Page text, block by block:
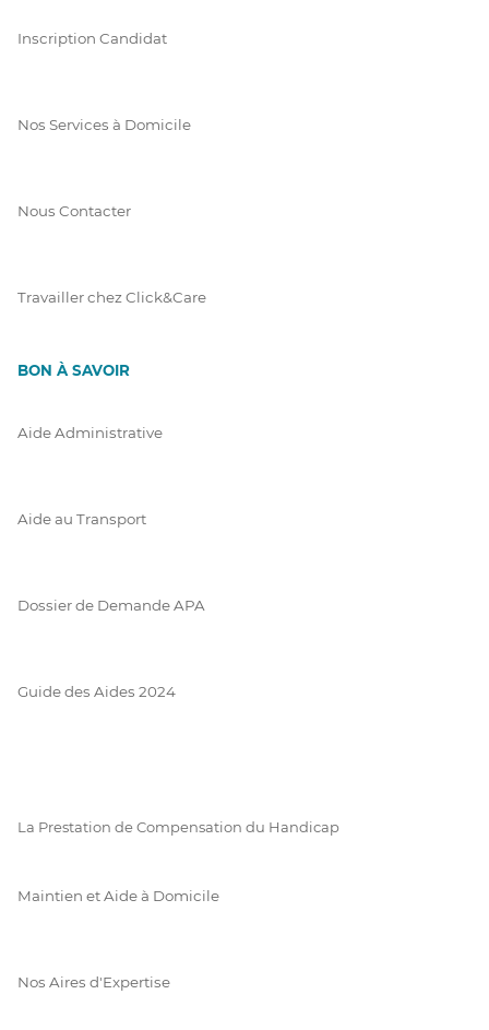
Inscription Candidat
Nos Services à Domicile
Nous Contacter
Travailler chez Click&Care
BON À SAVOIR
Aide Administrative
Aide au Transport
Dossier de Demande APA
Guide des Aides 2024
La Prestation de Compensation du Handicap
Maintien et Aide à Domicile
Nos Aires d'Expertise